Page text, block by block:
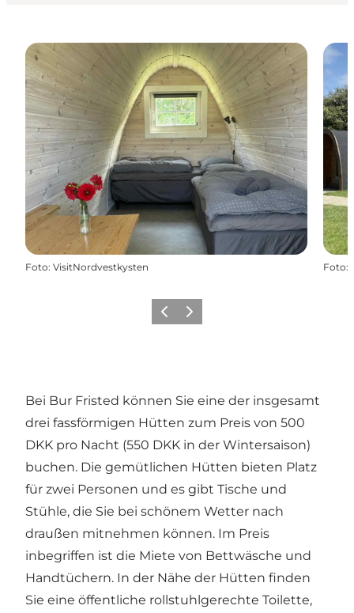
Foto: VisitNordvestkysten Foto:
ZurückWeiter
Bei Bur Fristed können Sie eine der insgesamt
drei fassförmigen Hütten zum Preis von 500
DKK pro Nacht (550 DKK in der Wintersaison)
buchen. Die gemütlichen Hütten bieten Platz
für zwei Personen und es gibt Tische und
Stühle, die Sie bei schönem Wetter nach
draußen mitnehmen können. Im Preis
inbegriffen ist die Miete von Bettwäsche und
Handtüchern. In der Nähe der Hütten finden
Sie eine öffentliche rollstuhlgerechte Toilette,